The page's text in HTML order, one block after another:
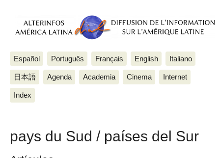
Español Português Français English Italiano
日本語 Agenda Academia Cinema Internet
Index
pays du Sud / países del Sur